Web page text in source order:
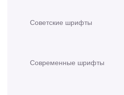
Советские шрифты
Современные шрифты